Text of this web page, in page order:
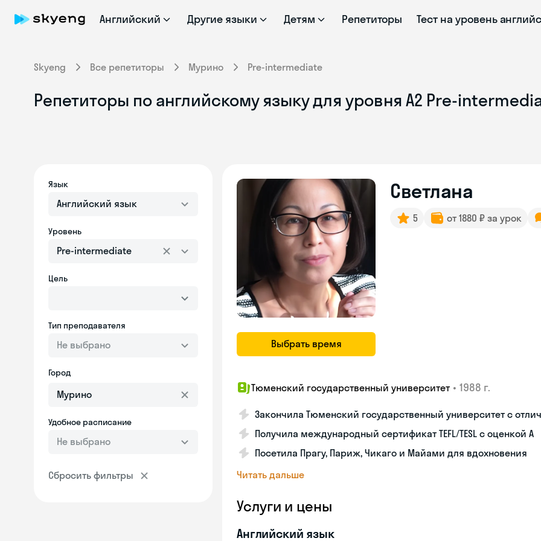
Английский Другие языки Детям Репетиторы Тест на уровень
Skyeng Все репетиторы Мурино Pre-intermediate
Репетиторы по английскому языку для уровня A2 Pre-
Язык
Английский язык
Уровень
Pre-intermediate
Цель
Тип преподавателя
Не выбрано
Город
Удобное расписание
Не выбрано
Сбросить фильтры
Выбрать время
Светлана
5 от 1880 ₽ за урок
Тюменский государственный университет • 1988 г.
Закончила Тюменский государственный университет с
Получила международный сертификат TEFL/TESL с оценкой A
Посетила Прагу, Париж, Чикаго и Майами для вдохновения
Читать дальше
Услуги и цены
Английский язык